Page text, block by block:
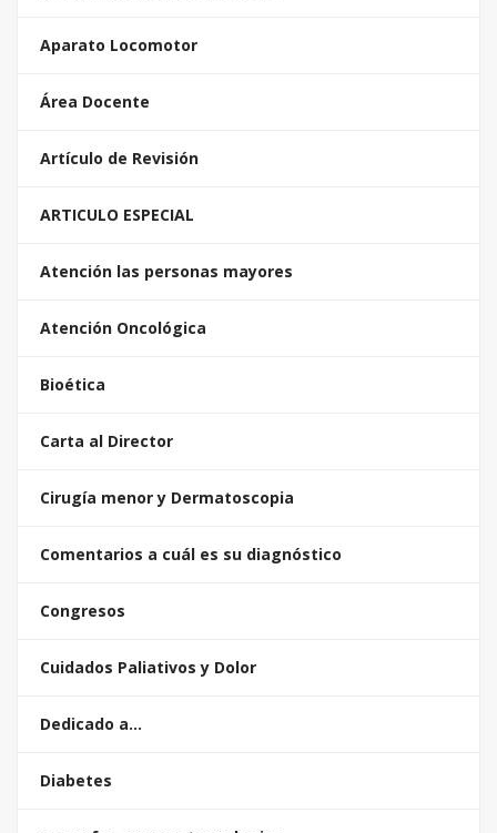
Aparato Locomotor
Área Docente
Artículo de Revisión
ARTICULO ESPECIAL
Atención las personas mayores
Atención Oncológica
Bioética
Carta al Director
Cirugía menor y Dermatoscopia
Comentarios a cuál es su diagnóstico
Congresos
Cuidados Paliativos y Dolor
Dedicado a…
Diabetes